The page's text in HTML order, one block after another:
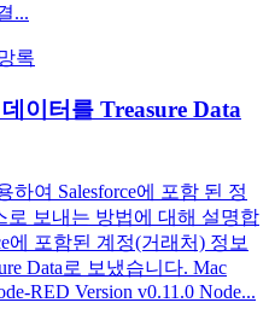
...
록
이터를 Treasure Data
하여 Salesforce에 포함 된 정
로 보내는 방법에 대해 설명합
에 포함된 계정(거래처) 정보
Data로 보냈습니다. Mac
RED Version v0.11.0 Node...